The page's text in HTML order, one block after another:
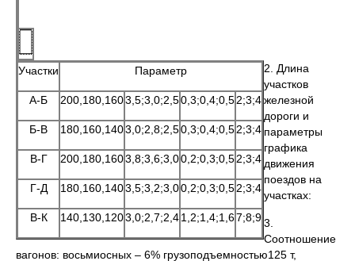
Участки Параметр
А-Б 200,180,1603,5;3,0;2,50,3;0,4;0,52;3;4
Б-В 180,160,1403,0;2,8;2,50,3;0,4;0,52;3;4
В-Г 200,180,1603,8;3,6;3,00,2;0,3;0,52;3;4
Г-Д 180,160,1403,5;3,2;3,00,2;0,3;0,52;3;4
В-К 140,130,1203,0;2,7;2,41,2;1,4;1,67;8;9
2. Длина
участков
железной
дороги и
параметры
графика
движения
поездов на
участках:
3.
Соотношение
вагонов: восьмиосных – 6% грузоподъемностью125 т,